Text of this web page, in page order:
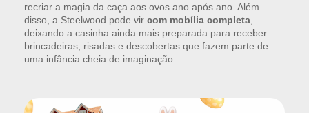
recriar a magia da caça aos ovos ano após ano. Além
disso, a Steelwood pode vir com mobília completa
deixando a casinha ainda mais preparada para receber
brincadeiras, risadas e descobertas que fazem parte de
uma infância cheia de imaginação.